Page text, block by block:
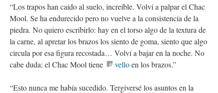
“Los trapos han caído al suelo, increíble. Volví a palpar el Chac
Mool. Se ha endurecido pero no vuelve a la consistencia de la
piedra. No quiero escribirlo: hay en el torso algo de la textura de
la carne, al apretar los brazos los siento de goma, siento que algo
circula por esa figura recostada… Volví a bajar en la noche. No
cabe duda: el Chac Mool tiene
velloen los brazos.”
“Esto nunca me había sucedido. Tergiversé los asuntos en la